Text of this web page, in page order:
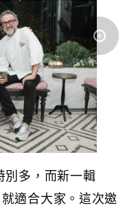
別多，而新一輯
適合大家。這次邀